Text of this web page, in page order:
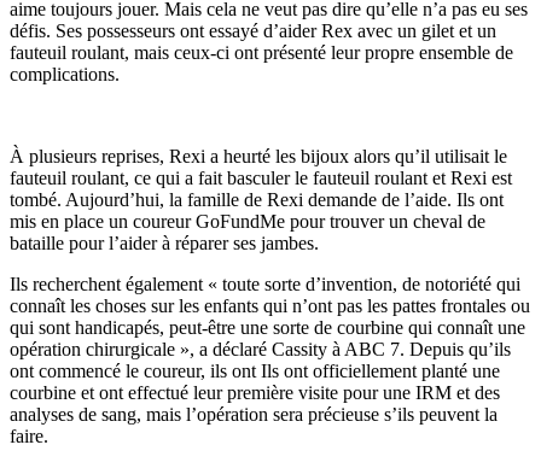
aime toujours jouer. Mais cela ne veut pas dire qu’elle n’a pas eu ses
défis. Ses possesseurs ont essayé d’aider Rex avec un gilet et un
fauteuil roulant, mais ceux-ci ont présenté leur propre ensemble de
complications.
À plusieurs reprises, Rexi a heurté les bijoux alors qu’il utilisait le
fauteuil roulant, ce qui a fait basculer le fauteuil roulant et Rexi est
tombé. Aujourd’hui, la famille de Rexi demande de l’aide. Ils ont
mis en place un coureur GoFundMe pour trouver un cheval de
bataille pour l’aider à réparer ses jambes.
Ils recherchent également « toute sorte d’invention, de notoriété qui
connaît les choses sur les enfants qui n’ont pas les pattes frontales ou
qui sont handicapés, peut-être une sorte de courbine qui connaît une
opération chirurgicale », a déclaré Cassity à ABC 7. Depuis qu’ils
ont commencé le coureur, ils ont Ils ont officiellement planté une
courbine et ont effectué leur première visite pour une IRM et des
analyses de sang, mais l’opération sera précieuse s’ils peuvent la
faire.